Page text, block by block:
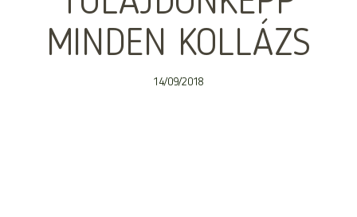
MINDEN KOLLÁZS
14/09/2018